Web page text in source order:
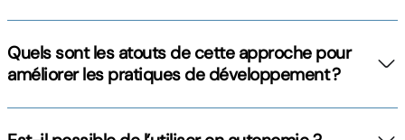
Quels sont les atouts de cette approche pour
améliorer les pratiques de développement ?